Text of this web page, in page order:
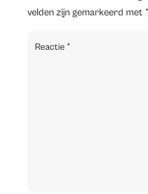
velden zijn gemarkeerd met *